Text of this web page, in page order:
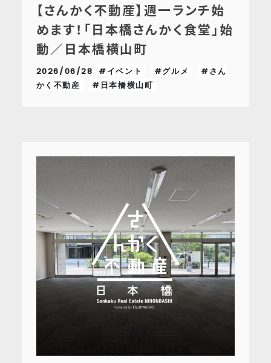
【さんかく不動産】週一ランチ始
めます！「日本橋さんかく食堂」始
動／日本橋横山町
2026/06/28 #イベント #グルメ
#さん
かく不動産
#日本橋横山町